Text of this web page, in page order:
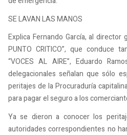
SE LAVAN LAS MANOS
Explica Fernando García, al director
PUNTO CRITICO”, que conduce
“VOCES AL AIRE”, Eduardo
delegacionales señalan que sólo
peritajes de la Procuraduría
para pagar el seguro a los
Ya se dieron a conocer los
autoridades correspondientes no